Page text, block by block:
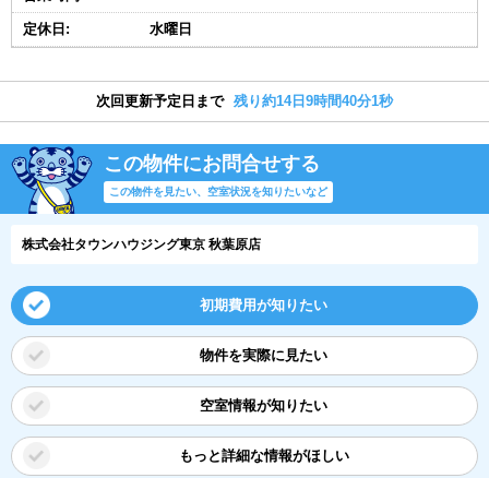
定休日: 水曜日
次回更新予定日まで 残り約14日9時間40分0秒
この物件にお問合せする
この物件を見たい、空室状況を知りたいなど
株式会社タウンハウジング東京 秋葉原店
初期費用が知りたい
物件を実際に見たい
空室情報が知りたい
もっと詳細な情報がほしい